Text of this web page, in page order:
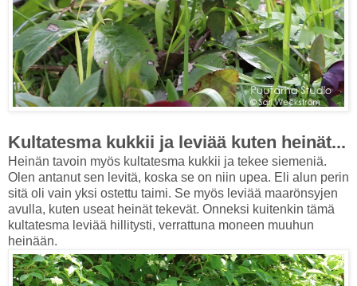
Kultatesma kukkii ja leviää kuten heinät...
Heinän tavoin myös kultatesma kukkii ja tekee siemeniä.
Olen antanut sen levitä, koska se on niin upea. Eli alun perin
sitä oli vain yksi ostettu taimi. Se myös leviää maarönsyjen
avulla, kuten useat heinät tekevät. Onneksi kuitenkin tämä
kultatesma leviää hillitysti, verrattuna moneen muuhun
heinään.